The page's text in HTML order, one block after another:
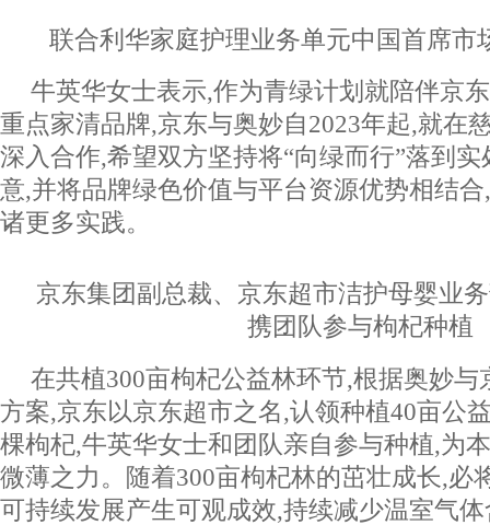
联合利华家庭护理业务单元中国首席市
牛英华女士表示,作为青绿计划就陪伴京
重点家清品牌,京东与奥妙自2023年起,就在
深入合作,希望双方坚持将“向绿而行”落到
意,并将品牌绿色价值与平台资源优势相结
诸更多实践。
京东集团副总裁、京东超市洁护母婴业
携团队参与枸杞种植
在共植300亩枸杞公益林环节,根据奥妙
方案,京东以京东超市之名,认领种植40亩公
棵枸杞,牛英华女士和团队亲自参与种植,为
微薄之力。随着300亩枸杞林的茁壮成长,必
可持续发展产生可观成效,持续减少温室气